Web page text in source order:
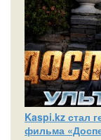
Kaspi.kz стал
фильма